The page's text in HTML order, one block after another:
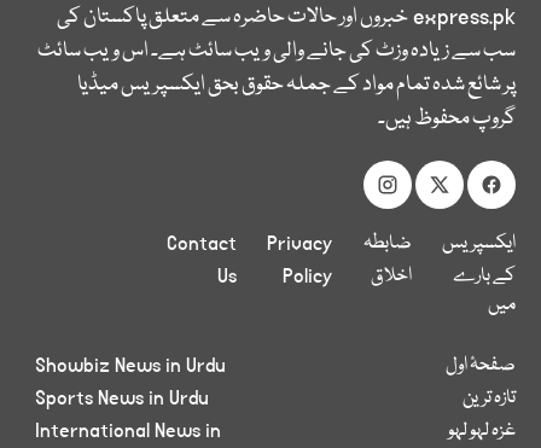
express.pkخبروں اور حالات حاضرہ سے متعلق پاکستان کی
سب سے زیادہ وزٹ کی جانے والی ویب سائٹ ہے۔ اس ویب سائٹ
پر شائع شدہ تمام مواد کے جملہ حقوق بحق ایکسپریس میڈیا
گروپ محفوظ ہیں۔
ایکسپریس
کے بارے
میں
ضابطہ
اخلاق
Privacy
Policy
Contact
Us
صفحۂ اول
تازہ ترین
غزہ لہو لہو
Showbiz News in Urdu
Sports News in Urdu
International News in